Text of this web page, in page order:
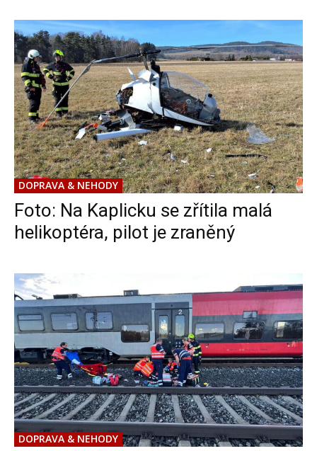
DOPRAVA & NEHODY
Foto: Na Kaplicku se zřítila malá
helikoptéra, pilot je zraněný
DOPRAVA & NEHODY